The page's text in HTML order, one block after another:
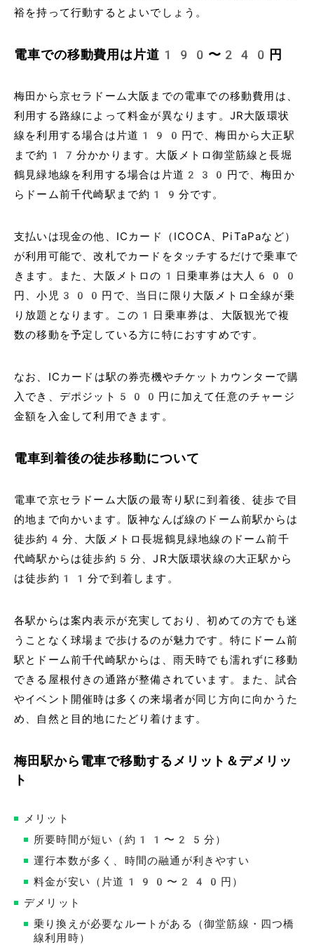
裕を持って行動するとよいでしょう。
電車での移動費用は片道190〜240円
梅田から京セラドーム大阪までの電車での移動費用は、
利用する路線によって料金が異なります。JR大阪環状
線を利用する場合は片道190円で、梅田から大正駅
まで約17分かかります。大阪メトロ御堂筋線と長堀
鶴見緑地線を利用する場合は片道230円で、梅田か
らドーム前千代崎駅まで約19分です。
支払いは現金の他、ICカード（ICOCA、PiTaPaなど）
が利用可能で、改札でカードをタッチするだけで乗車で
きます。また、大阪メトロの1日乗車券は大人600
円、小児300円で、当日に限り大阪メトロ全線が乗
り放題となります。この1日乗車券は、大阪観光で複
数の移動を予定している方に特におすすめです。
なお、ICカードは駅の券売機やチケットカウンターで購
入でき、デポジット500円に加えて任意のチャージ
金額を入金して利用できます。
電車到着後の徒歩移動について
電車で京セラドーム大阪の最寄り駅に到着後、徒歩で目
的地まで向かいます。阪神なんば線のドーム前駅からは
徒歩約4分、大阪メトロ長堀鶴見緑地線のドーム前千
代崎駅からは徒歩約5分、JR大阪環状線の大正駅から
は徒歩約11分で到着します。
各駅からは案内表示が充実しており、初めての方でも迷
うことなく球場まで歩けるのが魅力です。特にドーム前
駅とドーム前千代崎駅からは、雨天時でも濡れずに移動
できる屋根付きの通路が整備されています。また、試合
やイベント開催時は多くの来場者が同じ方向に向かうた
め、自然と目的地にたどり着けます。
梅田駅から電車で移動するメリット＆デメリッ
ト
メリット
所要時間が短い（約11〜25分）
運行本数が多く、時間の融通が利きやすい
料金が安い（片道190〜240円）
デメリット
乗り換えが必要なルートがある（御堂筋線・四つ橋
線利用時）